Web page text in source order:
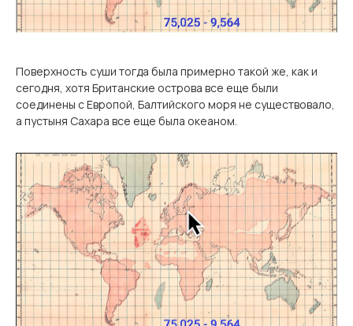
Поверхность суши тогда была примерно такой же, как и
сегодня, хотя Британские острова все еще были
соединены с Европой, Балтийского моря не существовало,
а пустыня Сахара все еще была океаном.